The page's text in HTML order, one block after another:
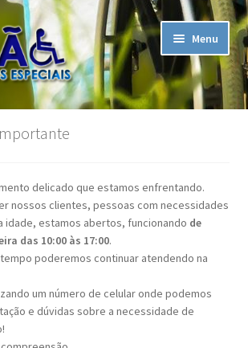
Menu
delicado que estamos enfrentando.
nossos clientes, pessoas com necessidades
idade, estamos abertos, funcionando de
das 10:00 às 17:00.
poderemos continuar atendendo na
um número de celular onde podemos
e dúvidas sobre a necessidade de